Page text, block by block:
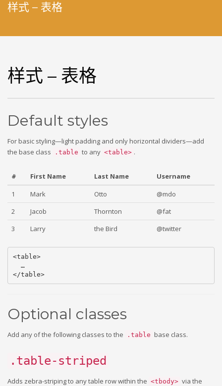
样式 – 表格
样式 – 表格
Default styles
For basic styling—light padding and only horizontal dividers—add
the base class
.table to any <table> .
# First Name Last Name
Username
1
Mark Otto
@mdo
2
Jacob Thornton
@fat
3
Larry the Bird @twitter
<table>
  …
</table>
Optional classes
Add any of the following classes to the .table base class.
.table-striped
Adds zebra-striping to any table row within the <tbody> via the